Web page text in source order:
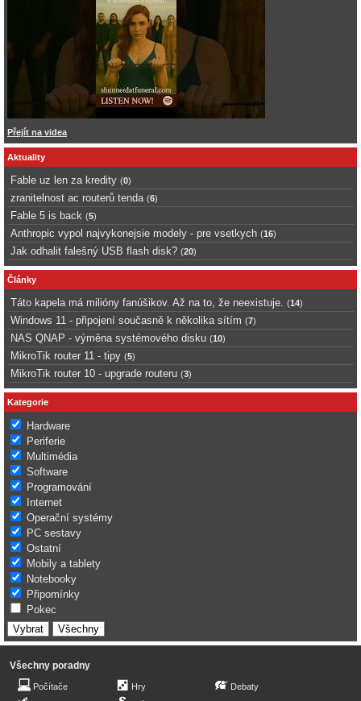
Přejít na videa
Aktuality
Fable uz len za kredity (0)
zranitelnost ac routerů tenda (6)
Fable 5 is back (5)
Anthropic vypol najvykonejsie modely - pre vsetkych (16)
Jak odhalit falešný USB flash disk? (20)
Články
Táto kapela má milióny fanúšikov. Až na to, že neexistuje. (14)
Windows 11 - připojení současně k několika sítím (7)
NAS QNAP - výměna systémového disku (10)
MikroTik router 11 - tipy (5)
MikroTik router 10 - upgrade routeru (3)
Kategorie
Hardware
Periferie
Multimédia
Software
Programování
Internet
Operační systémy
PC sestavy
Ostatní
Mobily a tablety
Notebooky
Připomínky
Pokec
Všechny poradny
Počítače
Hry
Debaty